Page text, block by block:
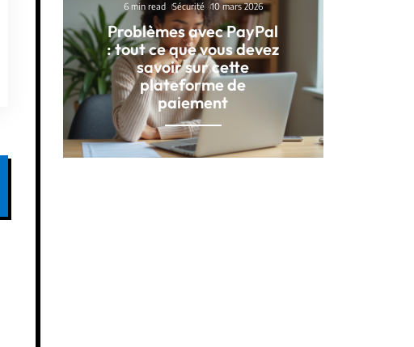
6 min read Sécurité 10 mars 2026
Problèmes avec PayPal
: tout ce que vous devez
savoir sur cette
plateforme de
paiement